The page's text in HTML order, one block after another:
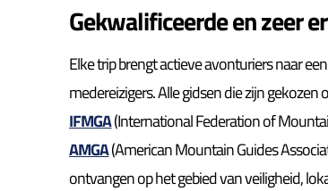
Gekwalificeerde en zeer
Elke trip brengt actieve avonturiers naar
medereizigers. Alle gidsen die zijn
IFMGA(International Federation of
AMGA(American Mountain Guides
ontvangen op het gebied van veiligheid,